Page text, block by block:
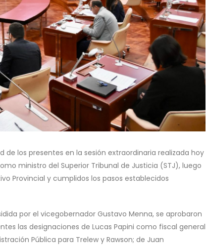
de los presentes en la sesión extraordinaria realizada hoy
ministro del Superior Tribunal de Justicia (STJ), luego
Provincial y cumplidos los pasos establecidos
por el vicegobernador Gustavo Menna, se aprobaron
las designaciones de Lucas Papini como fiscal general
Pública para Trelew y Rawson; de Juan